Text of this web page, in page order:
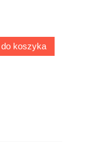
do koszyka